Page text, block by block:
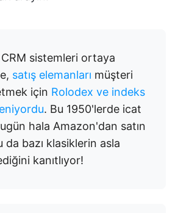
CRM sistemleri ortaya
satış elemanları müşteri
için Rolodex ve indeks
. Bu 1950'lerde icat
hala Amazon'dan satın
da bazı klasiklerin asla
kanıtlıyor!